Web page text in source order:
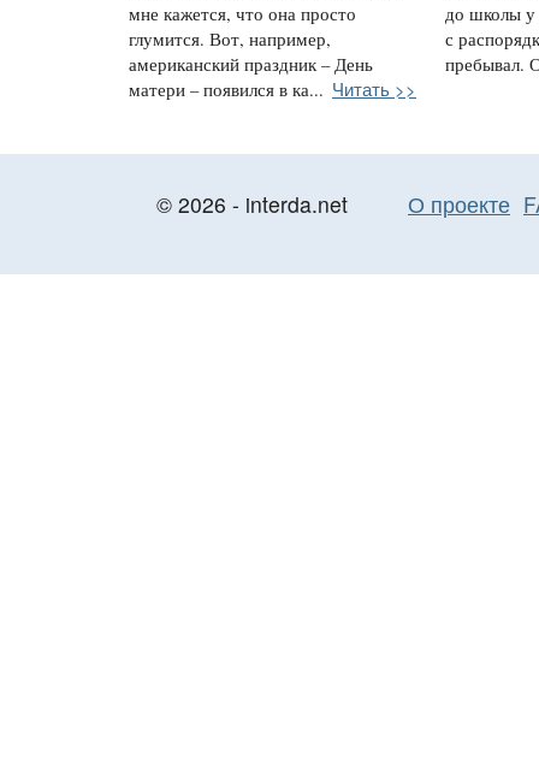
мне кажется, что она просто
глумится. Вот, например,
американский праздник – День
матери – появился в ка... Читать >>
до школы у
с
пребывал.
© 2026 - interda.net О проекте